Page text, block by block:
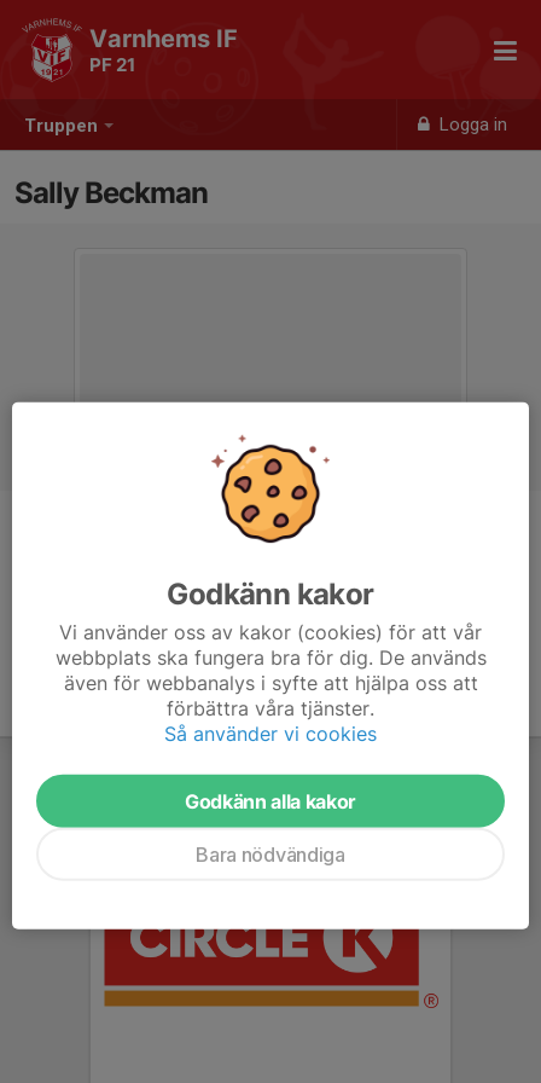
Truppen Logga in
Varnhems IF
PF 21
Sally Beckman
Godkänn kakor
Vi använder oss av kakor (cookies) för att vår
webbplats ska fungera bra för dig. De används
även för webbanalys i syfte att hjälpa oss att
förbättra våra tjänster.
Så använder vi cookies
Godkänn alla kakor
Bara nödvändiga